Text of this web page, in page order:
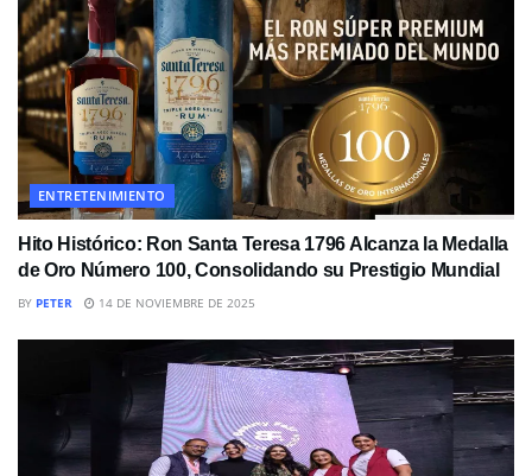
ENTRETENIMIENTO
Hito Histórico: Ron Santa Teresa 1796 Alcanza la Medalla
de Oro Número 100, Consolidando su Prestigio Mundial
BY PETER 14 DE NOVIEMBRE DE 2025